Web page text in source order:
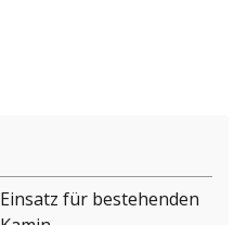
Einsatz für bestehenden